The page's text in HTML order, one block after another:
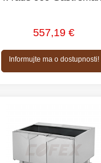
557,19 €
Informujte ma o dostupnosti!